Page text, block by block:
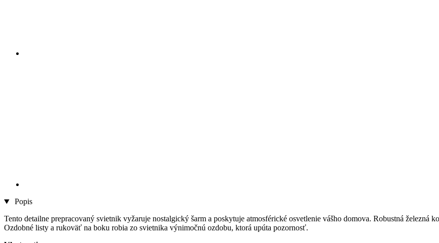
Popis
Tento detailne prepracovaný svietnik vyžaruje nostalgický šarm a poskytuje atmosférické osvetlenie vášho domova. Robustná železná
Ozdobné listy a rukoväť na boku robia zo svietnika výnimočnú ozdobu, ktorá upúta pozornosť.